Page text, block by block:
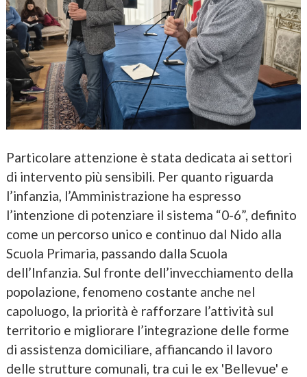
Particolare attenzione è stata dedicata ai settori
di intervento più sensibili. Per quanto riguarda
l’infanzia, l’Amministrazione ha espresso
l’intenzione di potenziare il sistema “0-6”, definito
come un percorso unico e continuo dal Nido alla
Scuola Primaria, passando dalla Scuola
dell’Infanzia. Sul fronte dell’invecchiamento della
popolazione, fenomeno costante anche nel
capoluogo, la priorità è rafforzare l’attività sul
territorio e migliorare l’integrazione delle forme
di assistenza domiciliare, affiancando il lavoro
delle strutture comunali, tra cui le ex 'Bellevue' e